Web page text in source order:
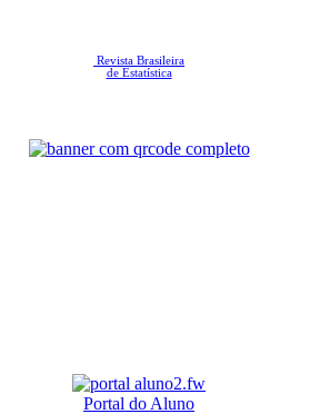
Revista Brasileira
de Estatística
Portal do Aluno